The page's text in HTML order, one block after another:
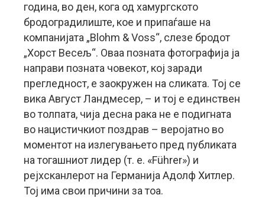
година, во ден, кога од хамургското
бродоградилиште, кое и припаѓаше на
компанијата „Blohm & Voss“, слезе бродот
„Хорст Весељ“. Оваа позната фотографија ја
направи позната човекот, кој заради
прегледност, е заокружен на сликата. Тој се
вика Август Ландмесер, – и тој е единствен
во толпата, чија десна рака не е подигната
во нацистичкиот поздрав – веројатно во
моментот на излегувањето пред публиката
на тогашниот лидер (т. е. «Führer») и
рејхсканлерот на Германија Адолф Хитлер.
Тој има свои причини за тоа.